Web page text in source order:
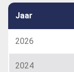
Jaar
2026
2024